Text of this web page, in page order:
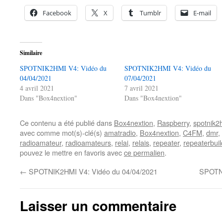
Facebook X Tumblr E-mail
Similaire
SPOTNIK2HMI V4: Vidéo du
04/04/2021
4 avril 2021
Dans "Box4nextion"
SPOTNIK2HMI V4: Vidéo du
07/04/2021
7 avril 2021
Dans "Box4nextion"
Ce contenu a été publié dans Box4nextion, Raspberry,
avec comme mot(s)-clé(s) amatradio, Box4nextion, C4FM, dmr,
radioamateur, radioamateurs, relai, relais, repeater,
pouvez le mettre en favoris avecce permalien.
← SPOTNIK2HMI V4: Vidéo du 04/04/2021
Laisser un commentaire